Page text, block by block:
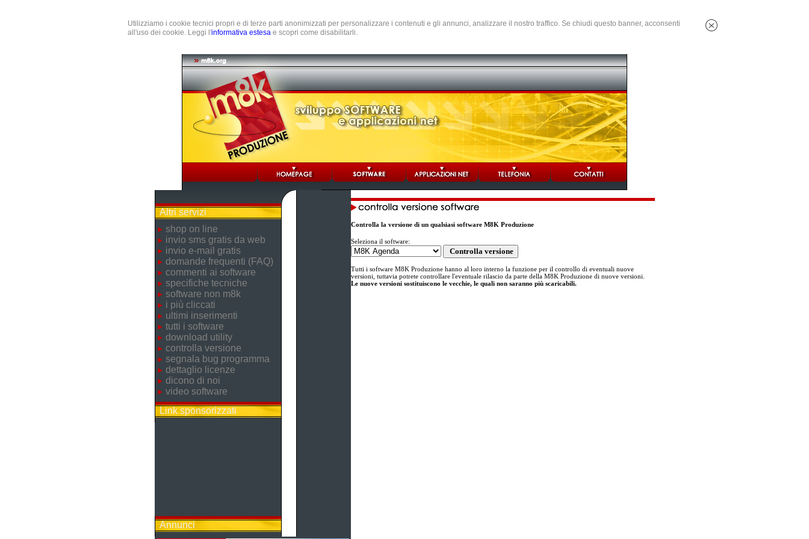
Utilizziamo i cookie tecnici propri e di terze parti anonimizzati per personalizzare i contenuti e gli annunci, analizzare il nostro traffico. Se chiudi questo banner, acconsenti
all'uso dei cookie. Leggi l'informativa estesa e scopri come disabilitarli.
Altri servizi
shop on line
invio sms gratis da web
invio e-mail gratis
domande frequenti (FAQ)
commenti ai software
specifiche tecniche
software non m8k
i più cliccati
ultimi inserimenti
tutti i software
download utility
controlla versione
segnala bug programma
dettaglio licenze
dicono di noi
video software
Link sponsorizzati
Annunci
Controlla la versione di un qualsiasi software M8K Produzione
Seleziona il software:
Tutti i software M8K Produzione hanno al loro interno la funzione per il controllo di eventuali nuove
versioni, tuttavia potrete controllare l'eventuale rilascio da parte della M8K Produzione di nuove versioni.
Le nuove versioni sostituiscono le vecchie, le quali non saranno più scaricabili.